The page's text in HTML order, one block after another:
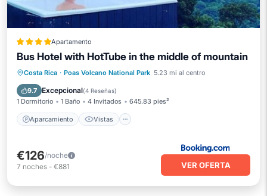
Apartamento
Bus Hotel with HotTube in the middle of mountain
Costa Rica · Poas Volcano National Park 5.23 mi al centro
9.7 Excepcional(4 Reseñas)
1 Dormitorio 1 Baño 4 Invitados 645.83 pies²
Aparcamiento Vistas
Aparcamiento Vistas
Internet
Se admiten mascotas
€126/noche
7 noches - €881 VER OFERTA